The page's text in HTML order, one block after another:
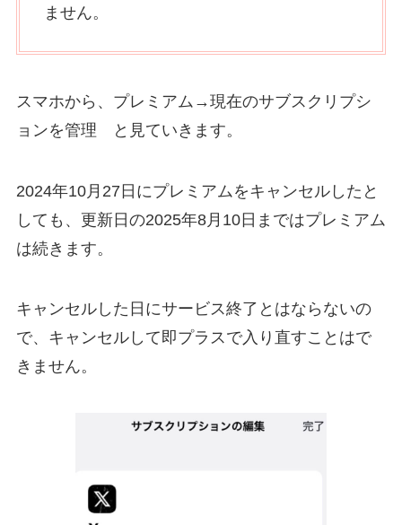
ません。
スマホから、プレミアム→現在のサブスクリプシ
ョンを管理 と見ていきます。
2024年10月27日にプレミアムをキャンセルしたと
しても、更新日の2025年8月10日まではプレミアム
は続きます。
キャンセルした日にサービス終了とはならないの
で、キャンセルして即プラスで入り直すことはで
きません。